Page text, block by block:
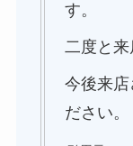
す。
二度と来
今後来店
ださい。